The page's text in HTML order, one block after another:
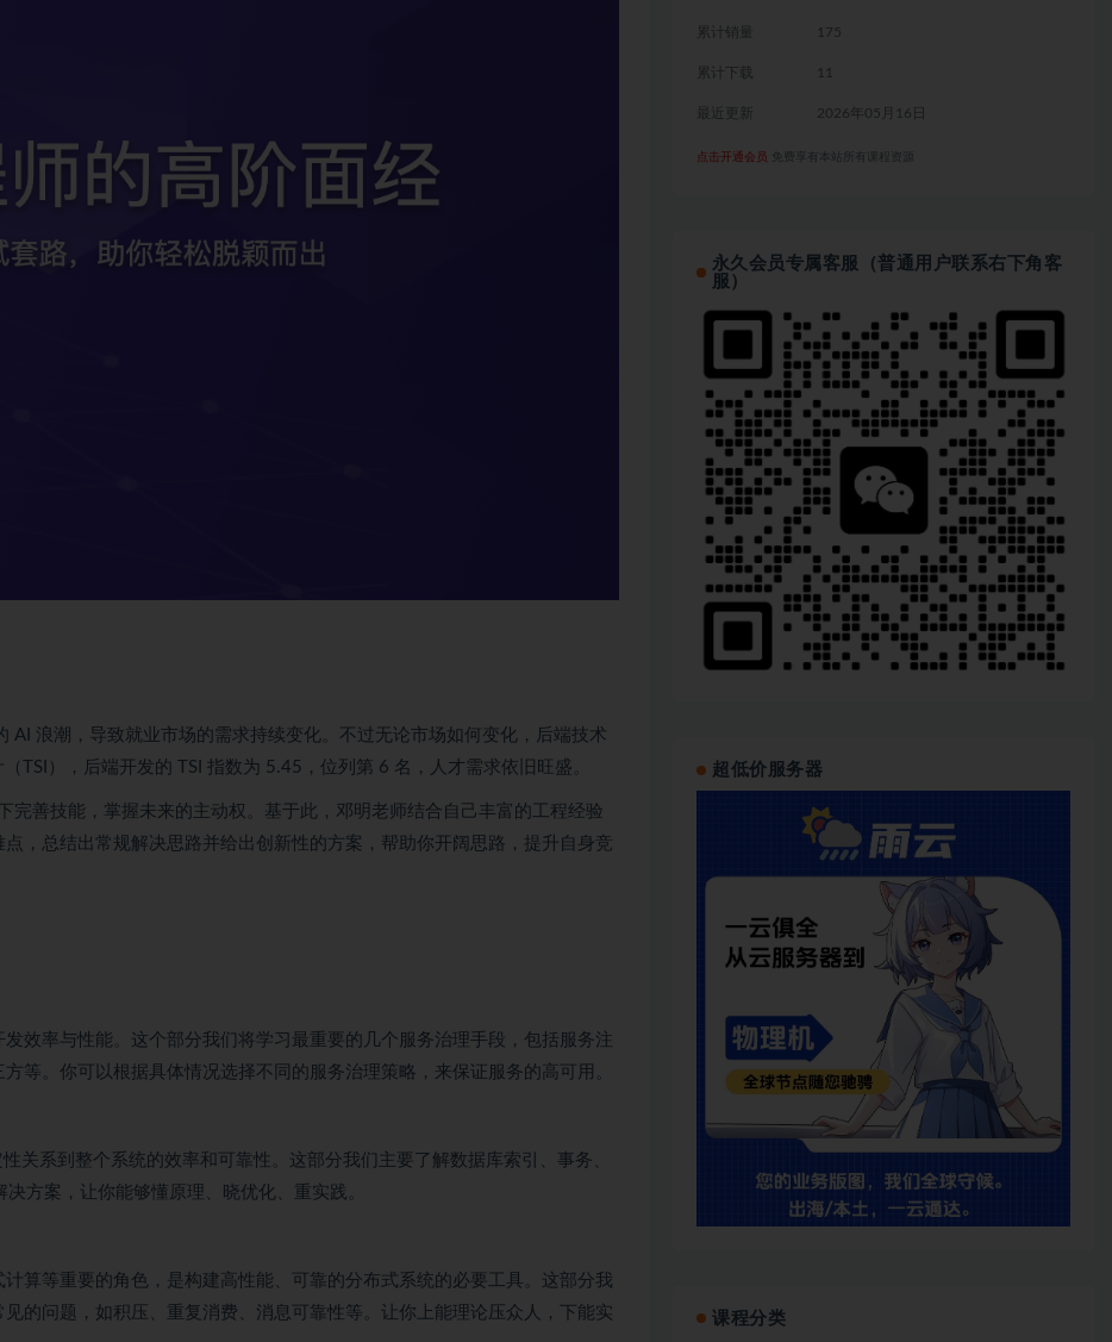
AI 浪潮，导致就业市场的需求持续变化。不过无论市场如何变化，后端技术
TSI），后端开发的 TSI 指数为 5.45，位列第 6 名，人才需求依旧旺盛。
完善技能，掌握未来的主动权。基于此，邓明老师结合自己丰富的工程经验
点，总结出常规解决思路并给出创新性的方案，帮助你开阔思路，提升自身竞
效率与性能。这个部分我们将学习最重要的几个服务治理手段，包括服务注
等。你可以根据具体情况选择不同的服务治理策略，来保证服务的高可用。
关系到整个系统的效率和可靠性。这部分我们主要了解数据库索引、事务、
方案，让你能够懂原理、晓优化、重实践。
算等重要的角色，是构建高性能、可靠的分布式系统的必要工具。这部分我
的问题，如积压、重复消费、消息可靠性等。让你上能理论压众人，下能实
累计销量 175
累计下载 11
最近更新 2026年05月16日
点击开通会员 免费享有本站所有课程资源
永久会员专属客服（普通用户联系右下角客
服）
超低价服务器
课程分类